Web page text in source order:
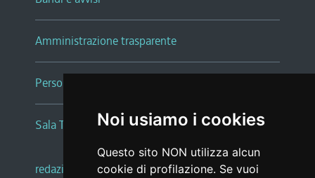
Noi usiamo i cookies
Questo sito NON utilizza alcun
cookie di profilazione. Se vuoi
Amministrazione trasparente
Persone e Uffici
Sala Tiziano Tessitori
redazione web |note legali |glossario